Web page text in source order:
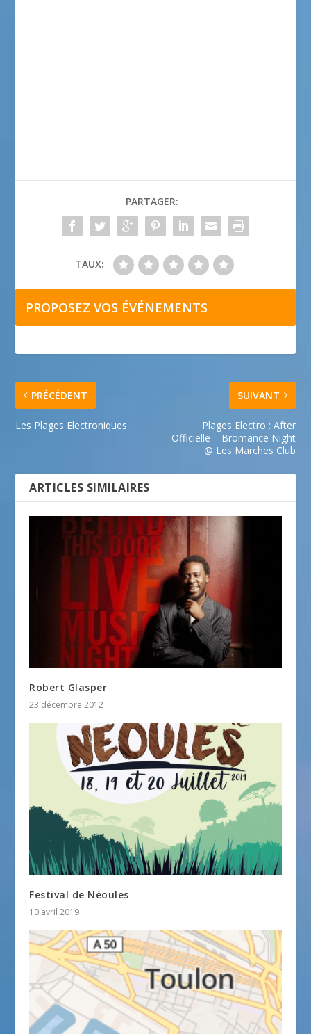
PARTAGER:
TAUX:
PROPOSEZ VOS ÉVÉNEMENTS
PRÉCÉDENT
Les Plages Electroniques
SUIVANT
Plages Electro : After
Officielle – Bromance Night
@ Les Marches Club
ARTICLES SIMILAIRES
Robert Glasper
23 décembre 2012
Festival de Néoules
10 avril 2019